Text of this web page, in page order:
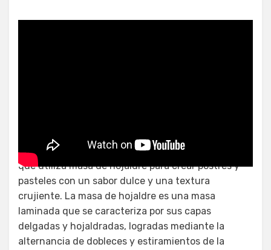
El hojaldre dulce es una preparación de repostería
que utiliza masa de hojaldre para crear postres y
pasteles con un sabor dulce y una textura
crujiente. La masa de hojaldre es una masa
laminada que se caracteriza por sus capas
delgadas y hojaldradas, logradas mediante la
alternancia de dobleces y estiramientos de la